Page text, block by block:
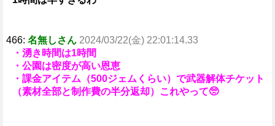
466: 名無しさん 2024/03/22(金) 22:01:14.33
・湧き時間は1時間
・公園は密度が高い恩恵
・課金アイテム（500ジェムくらい）で武器解体チケット
（素材全部と制作費の半分返却）これやって🥺